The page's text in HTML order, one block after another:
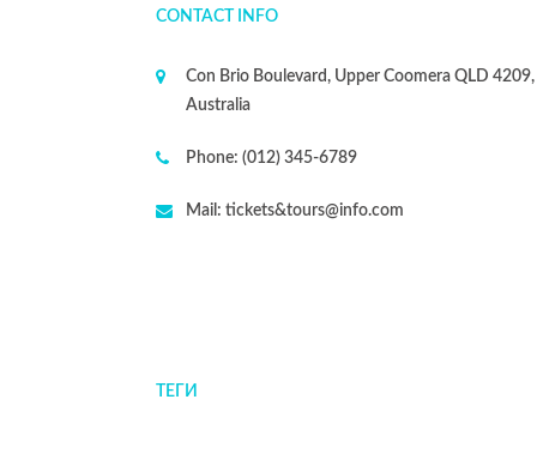
CONTACT INFO
Con Brio Boulevard, Upper Coomera QLD 4209,
Australia
Phone: (012) 345-6789
Mail: tickets&tours@info.com
ТЕГИ